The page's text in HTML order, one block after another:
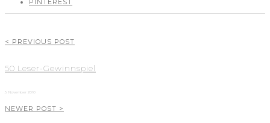
PINTEREST
< PREVIOUS POST
50 Leser-Gewinnspiel
5. November 2010
NEWER POST >